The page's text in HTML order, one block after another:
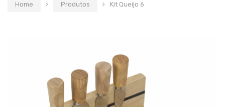
Home
Produtos Kit Queijo 6